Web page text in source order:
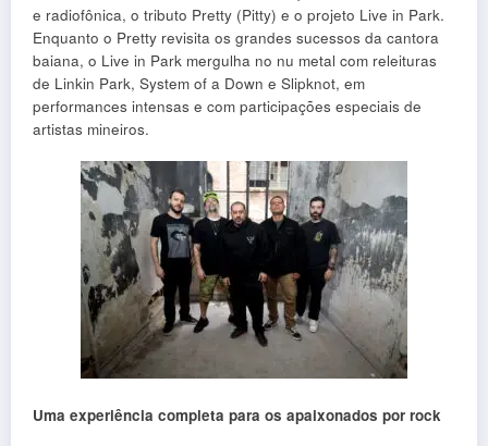
e radiofônica, o tributo Pretty (Pitty) e o projeto Live in Park.
Enquanto o Pretty revisita os grandes sucessos da cantora
baiana, o Live in Park mergulha no nu metal com releituras
de Linkin Park, System of a Down e Slipknot, em
performances intensas e com participações especiais de
artistas mineiros.
Uma experiência completa para os apaixonados por rock